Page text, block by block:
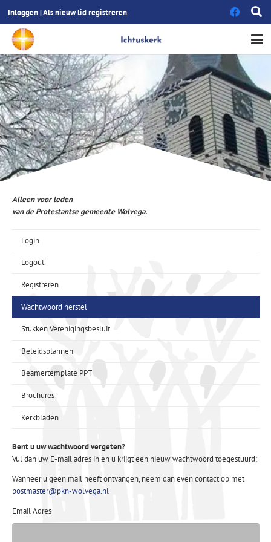
Inloggen|Als nieuw lid registreren
Alleen voor leden
van de Protestantse gemeente Wolvega.
Login
Logout
Registreren
Wachtwoord herstel
Stukken Verenigingsbesluit
Beleidsplannen
Beamertemplate PPT
Brochures
Kerkbladen
Bent u uw wachtwoord vergeten?
Vul dan uw E-mail adres in en u krijgt een nieuw wachtwoord toegestuurd:
Wanneer u geen mail heeft ontvangen, neem dan even contact op met
postmaster@pkn-wolvega.nl
Email Adres